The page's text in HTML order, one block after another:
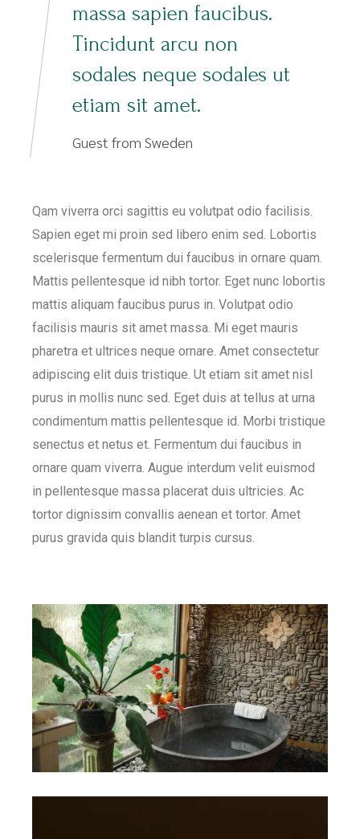
massa sapien faucibus.
Tincidunt arcu non
sodales neque sodales ut
etiam sit amet.
Guest from Sweden
Qam viverra orci sagittis eu volutpat odio facilisis.
Sapien eget mi proin sed libero enim sed. Lobortis
scelerisque fermentum dui faucibus in ornare quam.
Mattis pellentesque id nibh tortor. Eget nunc lobortis
mattis aliquam faucibus purus in. Volutpat odio
facilisis mauris sit amet massa. Mi eget mauris
pharetra et ultrices neque ornare. Amet consectetur
adipiscing elit duis tristique. Ut etiam sit amet nisl
purus in mollis nunc sed. Eget duis at tellus at urna
condimentum mattis pellentesque id. Morbi tristique
senectus et netus et. Fermentum dui faucibus in
ornare quam viverra. Augue interdum velit euismod
in pellentesque massa placerat duis ultricies. Ac
tortor dignissim convallis aenean et tortor. Amet
purus gravida quis blandit turpis cursus.